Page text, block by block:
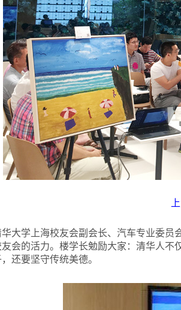
华大学上海校友会副会长、汽车专业委员
会的活力。楼学长勉励大家：清华人不
还要坚守传统美德。